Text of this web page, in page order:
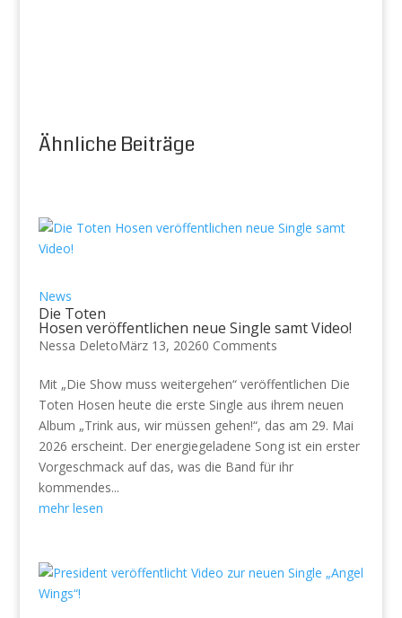
Ähnliche Beiträge
News
Die Toten
Hosen veröffentlichen neue Single samt Video!
Nessa DeletoMärz 13, 20260 Comments
Mit „Die Show muss weitergehen“ veröffentlichen Die
Toten Hosen heute die erste Single aus ihrem neuen
Album „Trink aus, wir müssen gehen!“, das am 29. Mai
2026 erscheint. Der energiegeladene Song ist ein erster
Vorgeschmack auf das, was die Band für ihr
kommendes...
mehr lesen